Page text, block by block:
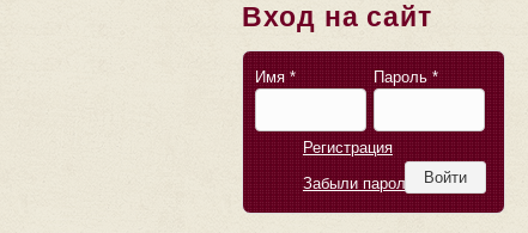
Вход на сайт
Имя * Пароль *
Регистрация
Забыли пароль?